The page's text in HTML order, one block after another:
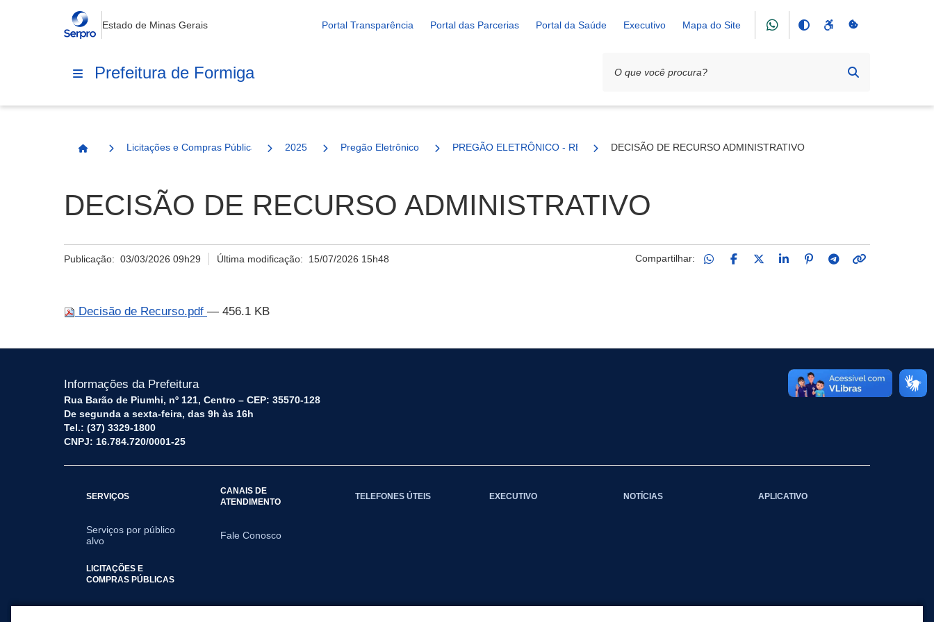
Estado de Minas Gerais Portal Transparência Portal das Parcerias Portal da Saúde Executivo Mapa do Site
Prefeitura de Formiga
Página Inicial
Licitações e Compras Públicas 2025 Pregão Eletrônico PREGÃO ELETRÔNICO - REGISTRO DE PREÇOS Nº 073/2025
DECISÃO DE RECURSO ADMINISTRATIVO
DECISÃO DE RECURSO ADMINISTRATIVO
Publicação: 03/03/2026 09h29 Última modificação: 15/07/2026 15h48 Compartilhar:
Decisão de Recurso.pdf — 456.1 KB
Informações da Prefeitura
Rua Barão de Piumhi, nº 121, Centro – CEP: 35570-128
De segunda a sexta-feira, das 9h às 16h
Tel.: (37) 3329-1800
CNPJ: 16.784.720/0001-25
SERVIÇOS
Serviços por público
alvo
CANAIS DE
ATENDIMENTO
Fale Conosco
TELEFONES ÚTEIS EXECUTIVO NOTÍCIAS APLICATIVO
LICITAÇÕES E
COMPRAS PÚBLICAS